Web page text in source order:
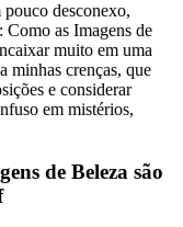
desconexo,
as Imagens de
muito em uma
minhas crenças, que
e considerar
em mistérios,
de Beleza são